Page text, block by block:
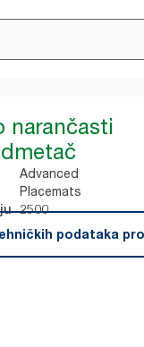
narančasti
Advanced
Placemats
2500
podataka